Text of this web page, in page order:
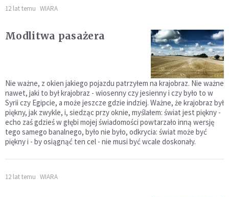
12 lat temu WIARA
Modlitwa pasażera
Nie ważne, z okien jakiego pojazdu patrzyłem na krajobraz. Nie ważne
nawet, jaki to był krajobraz - wiosenny czy jesienny i czy było to w
Syrii czy Egipcie, a może jeszcze gdzie indziej. Ważne, że krajobraz był
piękny, jak zwykle, i, siedząc przy oknie, myślałem: świat jest piękny -
echo zaś gdzieś w głębi mojej świadomości powtarzało inną wersję
tego samego banalnego, było nie było, odkrycia: świat może być
piękny i - by osiągnąć ten cel - nie musi być wcale doskonały.
12 lat temu WIARA